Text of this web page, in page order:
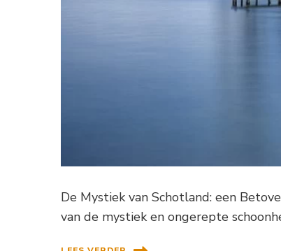
De Mystiek van Schotland: een
van de mystiek en ongerepte